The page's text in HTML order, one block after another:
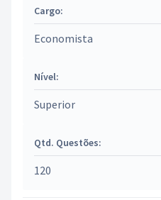
Cargo:
Economista
Nível:
Superior
Qtd. Questões:
120